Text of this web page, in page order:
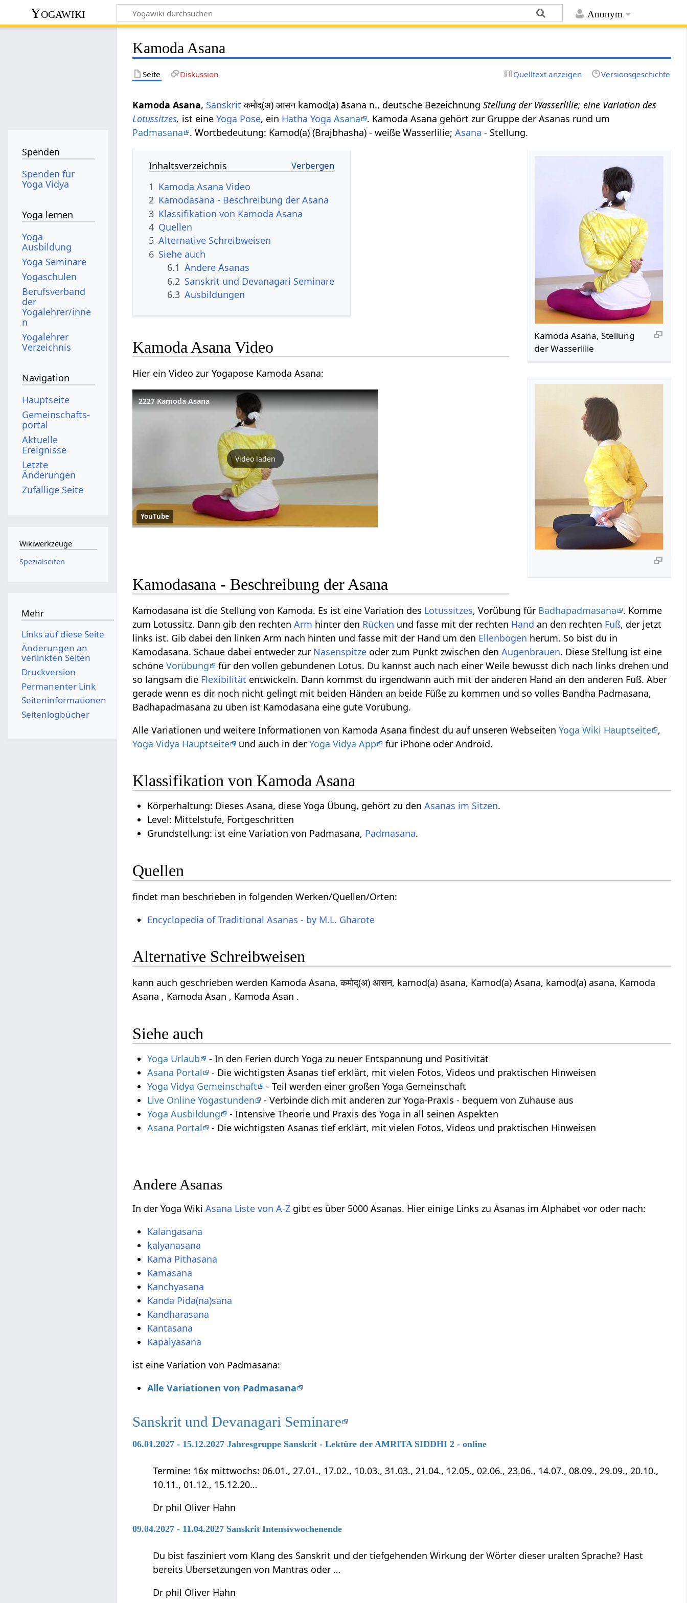
Anonym
Yogawiki
Kamoda Asana
Seite Diskussion Quelltext anzeigen Versionsgeschichte
Kamoda Asana, Sanskrit कमोद्(अ) आसन kamod(a) āsana n., deutsche BezeichnungStellung der Wasserlilie; eine Variation des
Lotussitzes, ist eineYoga Pose, ein Hatha Yoga Asana
. Kamoda Asana gehört zur Gruppe der Asanas rund um
Padmasana
. Wortbedeutung: Kamod(a) (Brajbhasha) - weiße Wasserlilie;Asana - Stellung.
Kamoda Asana, Stellung
der Wasserlilie
Inhaltsverzeichnis
1 Kamoda Asana Video
2 Kamodasana - Beschreibung der Asana
3 Klassifikation von Kamoda Asana
4 Quellen
5 Alternative Schreibweisen
6 Siehe auch
6.1 Andere Asanas
6.2 Sanskrit und Devanagari Seminare
6.3 Ausbildungen
Kamoda Asana Video
Hier ein Video zur Yogapose Kamoda Asana:
2227 Kamoda Asana
Video laden
YouTube
Kamodasana - Beschreibung der Asana
Kamodasana ist die Stellung von Kamoda. Es ist eine Variation des Lotussitzes, Vorübung für Badhapadmasana
. Komme
zum Lotussitz. Dann gib den rechtenArm hinter den Rücken und fasse mit der rechten Hand an den rechten Fuß, der jetzt
links ist. Gib dabei den linken Arm nach hinten und fasse mit der Hand um den Ellenbogen herum. So bist du in
Kamodasana. Schaue dabei entweder zur Nasenspitze oder zum Punkt zwischen denAugenbrauen. Diese Stellung ist eine
schöneVorübung
für den vollen gebundenen Lotus. Du kannst auch nach einer Weile bewusst dich nach links drehen und
so langsam die Flexibilität entwickeln. Dann kommst du irgendwann auch mit der anderen Hand an den anderen Fuß. Aber
gerade wenn es dir noch nicht gelingt mit beiden Händen an beide Füße zu kommen und so volles Bandha Padmasana,
Badhapadmasana zu üben ist Kamodasana eine gute Vorübung.
Alle Variationen und weitere Informationen von Kamoda Asana findest du auf unseren WebseitenYoga Wiki Hauptseite ,
Yoga Vidya Hauptseite
und auch in derYoga Vidya App für iPhone oder Android.
Klassifikation von Kamoda Asana
Körperhaltung: Dieses Asana, diese Yoga Übung, gehört zu denAsanas im Sitzen.
Level: Mittelstufe, Fortgeschritten
Grundstellung: ist eine Variation von Padmasana, Padmasana.
Quellen
findet man beschrieben in folgenden Werken/Quellen/Orten:
Encyclopedia of Traditional Asanas - by M.L. Gharote
Alternative Schreibweisen
kann auch geschrieben werden Kamoda Asana, कमोद्(अ) आसन, kamod(a) āsana, Kamod(a) Asana, kamod(a) asana, Kamoda
Asana , Kamoda Asan , Kamoda Asan .
Siehe auch
Yoga Urlaub
- In den Ferien durch Yoga zu neuer Entspannung und Positivität
Asana Portal
- Die wichtigsten Asanas tief erklärt, mit vielen Fotos, Videos und praktischen Hinweisen
Yoga Vidya Gemeinschaft
- Teil werden einer großen Yoga Gemeinschaft
Live Online Yogastunden
- Verbinde dich mit anderen zur Yoga-Praxis - bequem von Zuhause aus
Yoga Ausbildung
- Intensive Theorie und Praxis des Yoga in all seinen Aspekten
Asana Portal
- Die wichtigsten Asanas tief erklärt, mit vielen Fotos, Videos und praktischen Hinweisen
Andere Asanas
In der Yoga WikiAsana Liste von A-Z gibt es über 5000 Asanas. Hier einige Links zu Asanas im Alphabet vor oder nach:
Kalangasana
kalyanasana
Kama Pithasana
Kamasana
Kanchyasana
Kanda Pida(na)sana
Kandharasana
Kantasana
Kapalyasana
ist eine Variation von Padmasana:
Alle Variationen von Padmasana
Sanskrit und Devanagari Seminare
06.01.2027 - 15.12.2027 Jahresgruppe Sanskrit - Lektüre der AMRITA SIDDHI 2 - online
Termine: 16x mittwochs: 06.01., 27.01., 17.02., 10.03., 31.03., 21.04., 12.05., 02.06., 23.06., 14.07., 08.09., 29.09., 20.10.,
10.11., 01.12., 15.12.20…
Dr phil Oliver Hahn
09.04.2027 - 11.04.2027 Sanskrit Intensivwochenende
Du bist fasziniert vom Klang des Sanskrit und der tiefgehenden Wirkung der Wörter dieser uralten Sprache? Hast
bereits Übersetzungen von Mantras oder …
Dr phil Oliver Hahn
Spenden
Spenden für
Yoga Vidya
Yoga lernen
Yoga
Ausbildung
Yoga Seminare
Yogaschulen
Berufsverband
der
Yogalehrer/inne
n
Yogalehrer
Verzeichnis
Navigation
Hauptseite
Gemeinschafts­
portal
Aktuelle
Ereignisse
Letzte
Änderungen
Zufällige Seite
Wikiwerkzeuge
Spezialseiten
Mehr
Links auf diese Seite
Änderungen an
verlinkten Seiten
Druckversion
Permanenter Link
Seiten­­informationen
Seitenlogbücher